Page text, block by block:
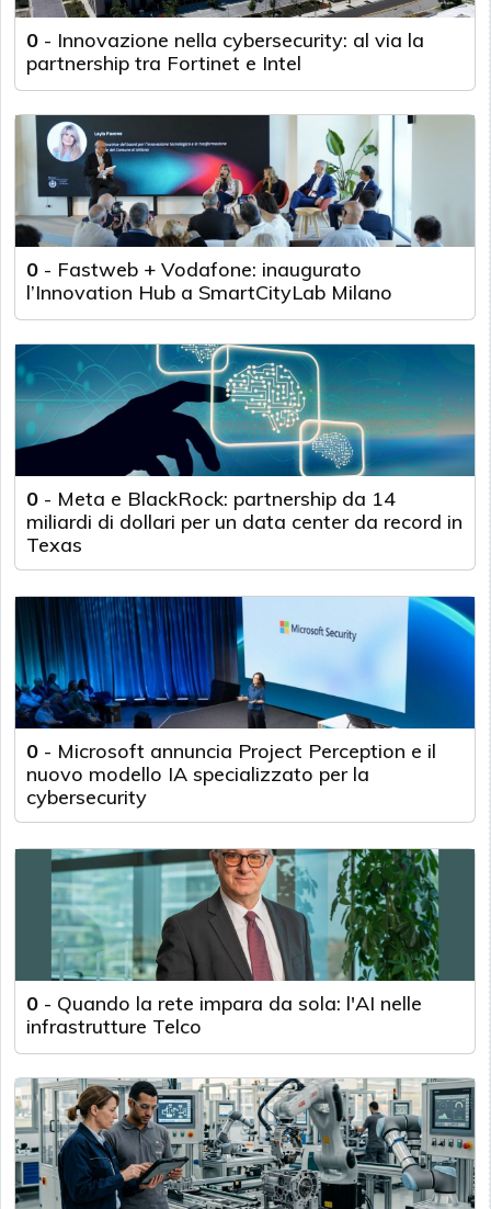
0 - Innovazione nella cybersecurity: al via la
partnership tra Fortinet e Intel
0 - Fastweb + Vodafone: inaugurato
l’Innovation Hub a SmartCityLab Milano
0 - Meta e BlackRock: partnership da 14
miliardi di dollari per un data center da record in
Texas
0 - Microsoft annuncia Project Perception e il
nuovo modello IA specializzato per la
cybersecurity
0 - Quando la rete impara da sola: l'AI nelle
infrastrutture Telco